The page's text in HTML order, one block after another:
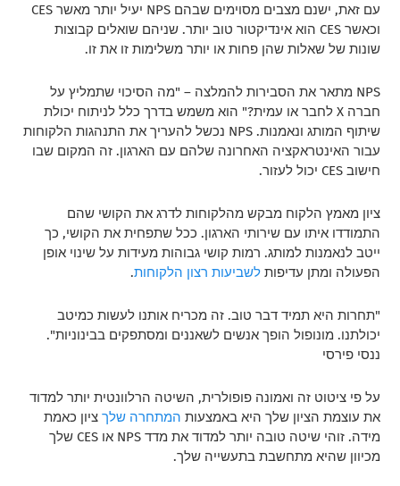
עם זאת, ישנם מצבים מסוימים שבהם NPS יעיל יותר מאשר CES
וכאשר CES הוא אינדיקטור טוב יותר. שניהם שואלים קבוצות
שונות של שאלות שהן פחות או יותר משלימות זו את זו.
NPS מתאר את הסבירות להמלצה – "מה הסיכוי שתמליץ על
חברה X לחבר או עמית?" הוא משמש בדרך כלל לניתוח יכולת
שיתוף המותג ונאמנות. NPS נכשל להעריך את התנהגות הלקוחות
עבור האינטראקציה האחרונה שלהם עם הארגון. זה המקום שבו
חישוב CES יכול לעזור.
ציון מאמץ הלקוח מבקש מהלקוחות לדרג את הקושי שהם
התמודדו איתו עם שירותי הארגון. ככל שתפחית את הקושי, כך
ייטב לנאמנות למותג. רמות קושי גבוהות מעידות על שינוי אופן
הפעולה ומתן עדיפותלשביעות רצון הלקוחות.
"תחרות היא תמיד דבר טוב. זה מכריח אותנו לעשות כמיטב
יכולתנו. מונופול הופך אנשים לשאננים ומסתפקים בבינוניות".
ננסי פירסי
על פי ציטוט זה ואמונה פופולרית, השיטה הרלוונטית יותר למדוד
את עוצמת הציון שלך היא באמצעות המתחרה שלך ציון כאמת
מידה. זוהי שיטה טובה יותר למדוד את מדד NPS או CES שלך
מכיוון שהיא מתחשבת בתעשייה שלך.